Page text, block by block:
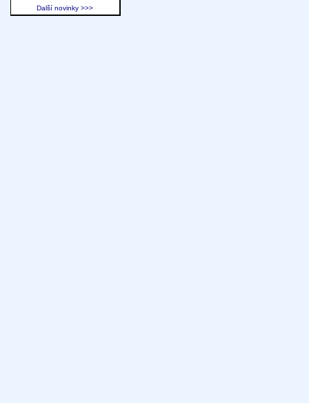
Další novinky >>>